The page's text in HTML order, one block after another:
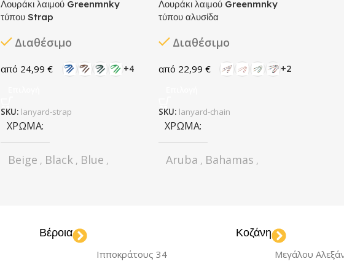
Λουράκι λαιμού Greenmnky
τύπου Strap
Διαθέσιμο
24,99 € +4
SKU: lanyard-strap
ΧΡΏΜΑ
Beige , Black , Blue ,
Λουράκι λαιμού Greenmnky
τύπου αλυσίδα
Διαθέσιμο
22,99 € +2
SKU: lanyard-chain
ΧΡΏΜΑ
Aruba , Bahamas ,
Βέροια
Ιπποκράτους 34
Κοζάνη
Μεγάλου